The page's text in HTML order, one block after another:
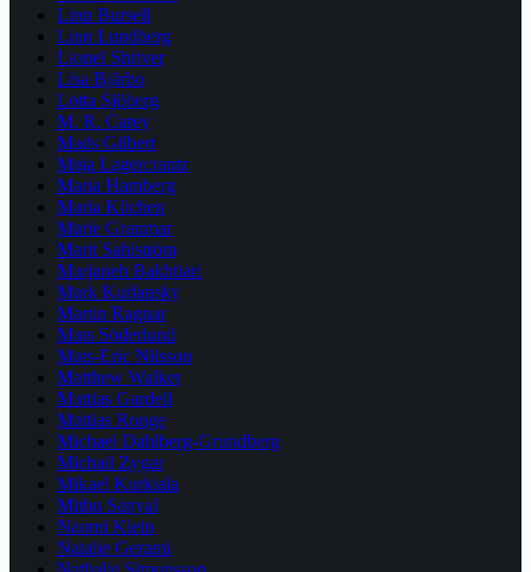
Linn Bursell
Linn Lundberg
Lionel Shriver
Lisa Bjärbo
Lotta Sjöberg
M. R. Carey
Mads Gilbert
Maja Lagercrantz
Maria Hamberg
Maria Küchen
Marie Granmar
Marit Sahlström
Marjaneh Bakhtiari
Mark Kurlansky
Martin Ragnar
Mats Söderlund
Mats-Eric Nilsson
Matthew Walker
Mattias Gardell
Mattias Ronge
Michael Dahlberg-Grundberg
Michail Zygar
Mikael Kurkiala
Mithu Sanyal
Naomi Klein
Natalie Gerami